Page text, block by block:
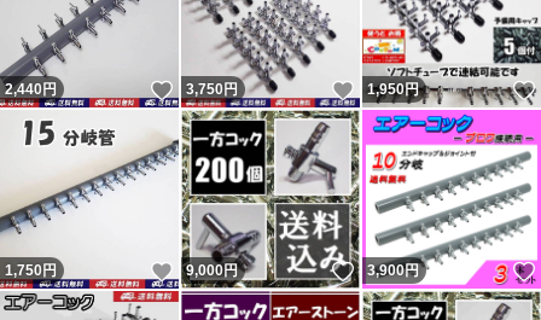
悪い」「誠実ではない」と悪い・どちらでもない 評価し
てきた異常者達がいたので記載しておきます。
2,440円 いいね！
3,750円 いいね！
1,950円
1,750円 いいね！
9,000円 いいね！
3,900円